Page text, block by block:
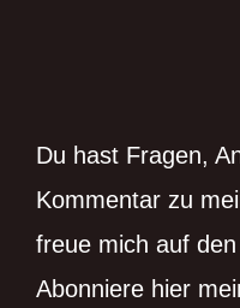
Du hast Fragen,
Kommentar zu
freue mich auf
Abonniere hier